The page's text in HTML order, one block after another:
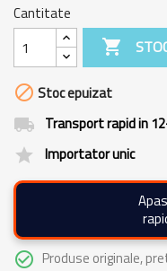
Cantitate

 Stoc epuizat
local_shipping Transport rapid in
grade Importator unic
check_circle_outline Produse originale,